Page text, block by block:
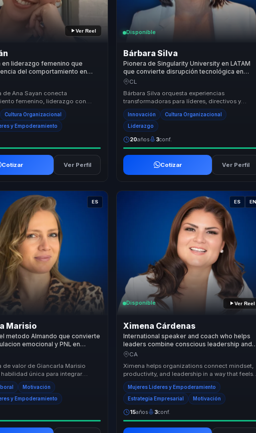
Ver Reel
en liderazgo femenino que
del comportamiento en
y crecimiento para mujeres
de Ana Sayan conecta
femenino, liderazgo con
del comportamiento con un
para ...
Cultura Organizacional
y Empoderamiento
Cotizar Ver Perfil
Disponible
Bárbara Silva
Pionera de Singularity University en LATAM
que convierte disrupción tecnológica en
mejores decisiones y liderazgo digital para
CL
Bárbara Silva orquesta experiencias
transformadoras para líderes, directivos y
responsables de equipos, ayudándolos a
superar las barrera...
Innovación Cultura Organizacional
Liderazgo
20años 3conf.
Cotizar Ver Perfil
ES
Marisio
metodo Almando que convierte
emocional y PNL en
desempeno para lideres.
de valor de Giancarla Marisio
habilidad única para integrar
en un enfoque cohesivo
Motivación
y Empoderamiento
ES EN
Disponible Ver Reel
Ximena Cárdenas
International speaker and coach who helps
leaders combine conscious leadership and
neuroscience for clearer decisions and
CA
Ximena helps organizations connect mindset,
productivity, and leadership in a way that feels
both strategic and deeply human. Her session...
Mujeres Líderes y Empoderamiento
Estrategia Empresarial Motivación
15años 3conf.